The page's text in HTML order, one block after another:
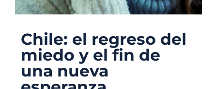
Chile: el regreso del
miedo y el fin de
una nueva